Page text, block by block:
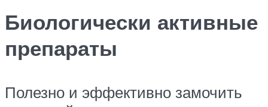
Биологически активные
препараты
Полезно и эффективно замочить